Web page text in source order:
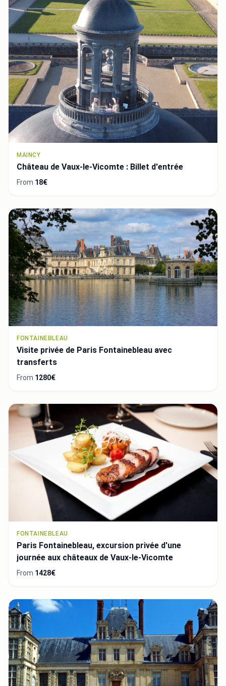
MAINCY
Château de Vaux-le-Vicomte : Billet d'entrée
From 18€
FONTAINEBLEAU
Visite privée de Paris Fontainebleau avec
transferts
From 1280€
FONTAINEBLEAU
Paris Fontainebleau, excursion privée d'une
journée aux châteaux de Vaux-le-Vicomte
From 1428€